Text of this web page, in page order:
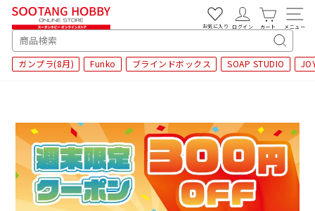
SEARCH
キ
ー
検
索
ガンプラ(8月) Funko ブラインドボックス SOAP STUDIO
お気に入り ログイン カート メニュー